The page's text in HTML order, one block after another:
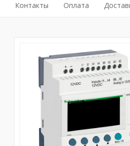
Контакты Оплата